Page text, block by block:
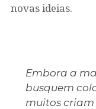
novas ideias.
Embora a
busquem
muitos